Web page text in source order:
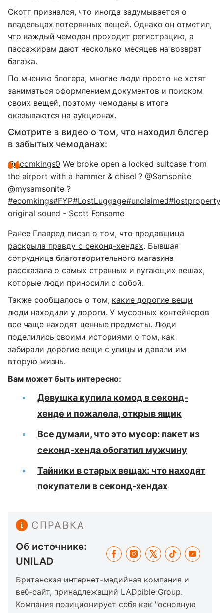
Скотт признался, что иногда задумывается о
владельцах потерянных вещей. Однако он отметил,
что каждый чемодан проходит регистрацию, а
пассажирам дают несколько месяцев на возврат
багажа.
По мнению блогера, многие люди просто не хотят
заниматься оформлением документов и поиском
своих вещей, поэтому чемоданы в итоге
оказываются на аукционах.
Смотрите в видео о том, что находил блогер
в забытых чемоданах:
@ecomkings0 We broke open a locked suitcase from
the airport with a hammer & chisel ? @Samsonite
@mysamsonite ?
#ecomkings#FYP#LostLuggage#unclaimed#lostproperty
original sound - Scott Fensome
Ранее Главред писал о том, что продавщица
раскрыла правду о секонд-хендах. Бывшая
сотрудница благотворительного магазина
рассказала о самых странных и пугающих вещах,
которые люди приносили с собой.
Также сообщалось о том, какие дорогие вещи
люди находили у дороги. У мусорных контейнеров
все чаще находят ценные предметы. Люди
поделились своими историями о том, как
забирали дорогие вещи с улицы и давали им
вторую жизнь.
Вам может быть интересно:
Девушка купила комод в секонд-
хенде и пожалела, открыв ящик
Все думали, что это мусор: пакет из
секонд-хенда обогатил мужчину
Тайники в старых вещах: что находят
покупатели в секонд-хендах
СПРАВКА
Об источнике:
UNILAD
Британская интернет-медийная компания и
веб-сайт, принадлежащий LADbible Group.
Компания позиционирует себя как "основную